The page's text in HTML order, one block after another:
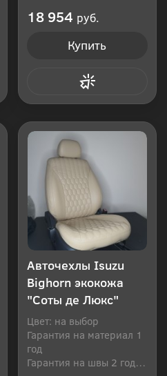
18 954 руб.
Купить
Авточехлы Isuzu
Bighorn экокожа
"Соты де Люкс"
Цвет: на выбор
Гарантия на материал 1
год
Гарантия на швы 2 года